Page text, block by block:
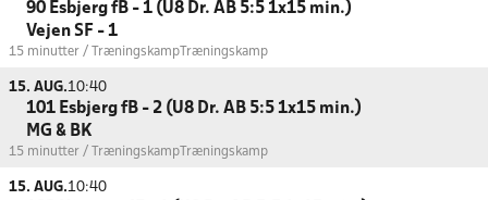
90 Esbjerg fB - 1 (U8 Dr. AB 5:5 1x15 min.)
Vejen SF - 1
15 minutter / Træningskamp Træningskamp
15. AUG.10:40
101 Esbjerg fB - 2 (U8 Dr. AB 5:5 1x15 min.)
MG & BK
15 minutter / Træningskamp Træningskamp
15. AUG.10:40